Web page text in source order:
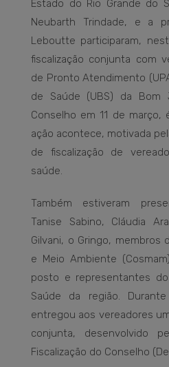
Estado do Rio Grande do
Neubarth Trindade, e a
Leboutte participaram,
fiscalização conjunta com
de Pronto Atendimento
de Saúde (UBS) da Bom
Conselho em 11 de março,
ação acontece, motivada
de fiscalização de
saúde.
Também estiveram
Tanise Sabino, Cláudia
Gilvani, o Gringo, membros
e Meio Ambiente
posto e representantes
Saúde da região.
entregou aos vereadores
conjunta, desenvolvido
Fiscalização do Conselho